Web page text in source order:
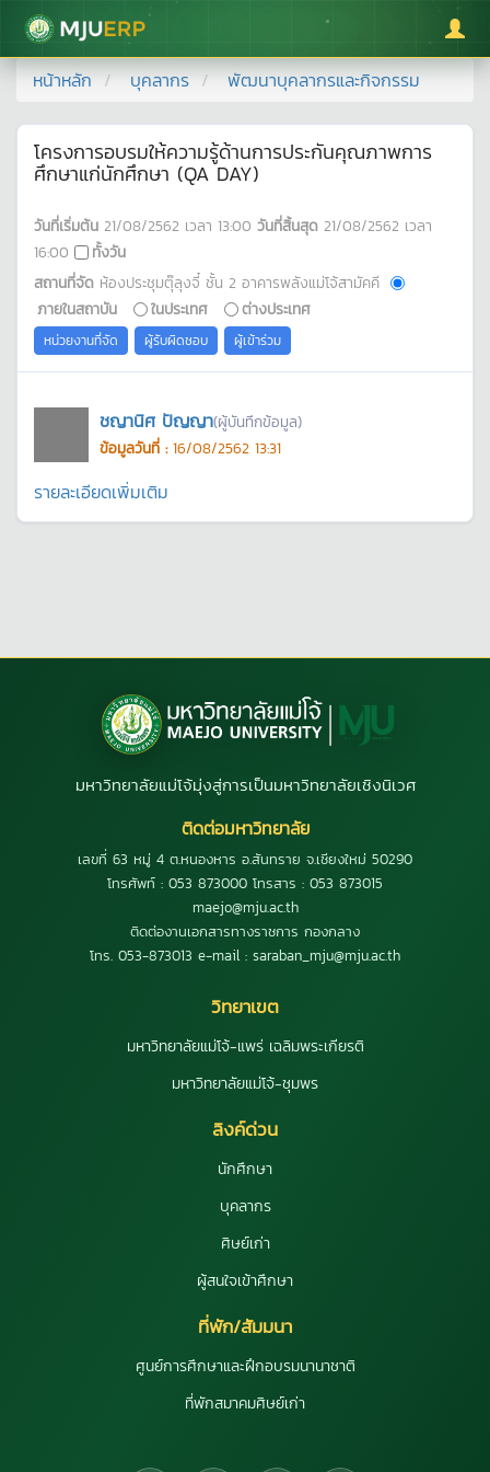
มหาวิทยาลัยแม่โจ้
หน้าหลัก บุคลากร พัฒนาบุคลากรและกิจกรรม
โครงการอบรมให้ความรู้ด้านการประกันคุณภาพการ
ศึกษาแก่นักศึกษา (QA DAY)
วันที่เริ่มต้น 21/08/2562 เวลา 13:00 วันที่สิ้นสุด 21/08/2562 เวลา
16:00
ทั้งวัน
สถานที่จัด ห้องประชุมตุ๊ลุงจี๋ ชั้น 2 อาคารพลังแม่โจ้สามัคคี
ภายในสถาบัน
ในประเทศ ต่างประเทศ
หน่วยงานที่จัด ผู้รับผิดชอบ ผู้เข้าร่วม
ชญานิศ ปัญญา(ผู้บันทึกข้อมูล)
ข้อมูลวันที่ : 16/08/2562 13:31
รายละเอียดเพิ่มเติม
มหาวิทยาลัยแม่โจ้มุ่งสู่การเป็นมหาวิทยาลัยเชิงนิเวศ
ติดต่อมหาวิทยาลัย
เลขที่ 63 หมู่ 4 ต.หนองหาร อ.สันทราย จ.เชียงใหม่ 50290
โทรศัพท์ : 053 873000 โทรสาร : 053 873015
maejo@mju.ac.th
ติดต่องานเอกสารทางราชการ กองกลาง
โทร. 053-873013 e-mail : saraban_mju@mju.ac.th
วิทยาเขต
มหาวิทยาลัยแม่โจ้-แพร่ เฉลิมพระเกียรติ
มหาวิทยาลัยแม่โจ้-ชุมพร
ลิงค์ด่วน
นักศึกษา
บุคลากร
ศิษย์เก่า
ผู้สนใจเข้าศึกษา
ที่พัก/สัมมนา
ศูนย์การศึกษาและฝึกอบรมนานาชาติ
ที่พักสมาคมศิษย์เก่า